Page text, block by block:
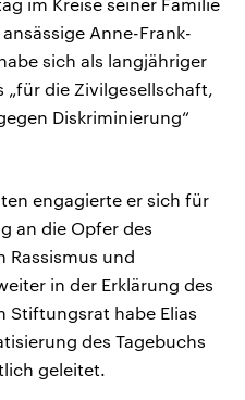
im Kreise seiner Familie
Anne-Frank-
sich als langjähriger
„für die Zivilgesellschaft,
Diskriminierung“
engagierte er sich für
an die Opfer des
Rassismus und
in der Erklärung des
Stiftungsrat habe Elias
des Tagebuchs
geleitet.